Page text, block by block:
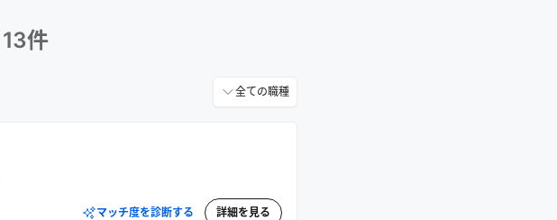
13件
全ての職種
マッチ度を診断する 詳細を見る